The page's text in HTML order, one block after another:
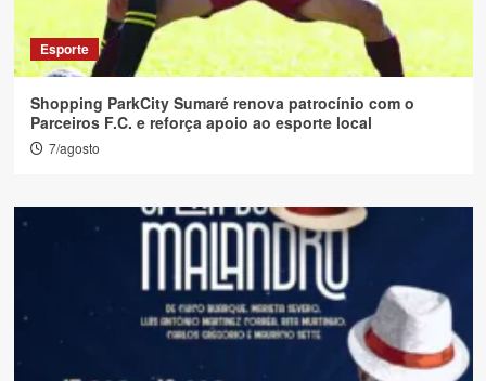
Esporte
Shopping ParkCity Sumaré renova patrocínio com o
Parceiros F.C. e reforça apoio ao esporte local
7/agosto